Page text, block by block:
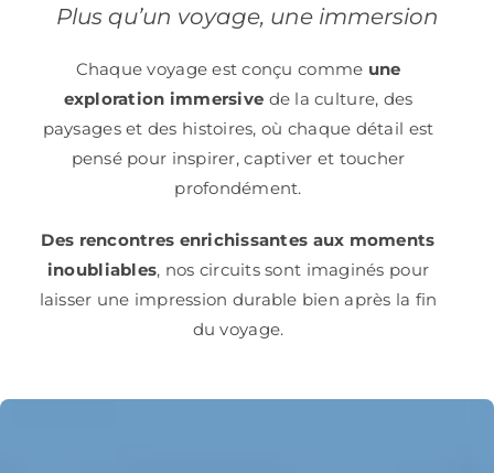
Plus qu’un voyage, une immersion
Chaque voyage est conçu comme une
exploration immersive de la culture, des
paysages et des histoires, où chaque détail est
pensé pour inspirer, captiver et toucher
profondément.
Des rencontres enrichissantes aux moments
inoubliables, nos circuits sont imaginés pour
laisser une impression durable bien après la fin
du voyage.